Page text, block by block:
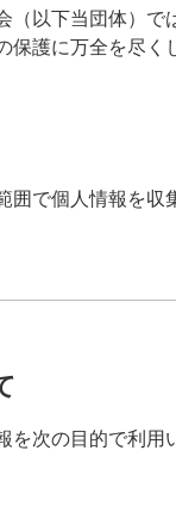
以下当団体）で
護に万全を尽く
で個人情報を収
次の目的で利用